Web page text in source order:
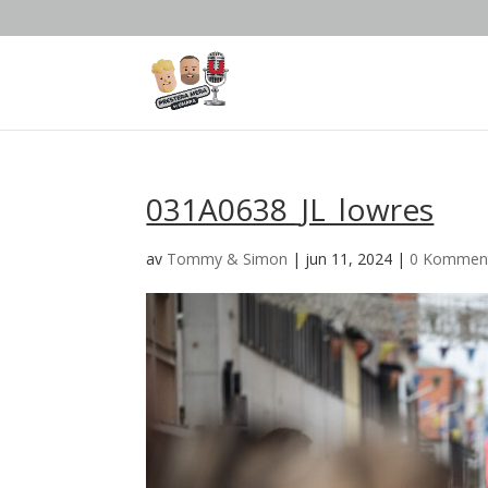
031A0638_JL_lowres
av Tommy & Simon | jun 11, 2024 | 0